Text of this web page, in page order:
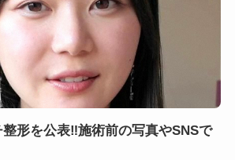
形を公表‼施術前の写真やSNSで